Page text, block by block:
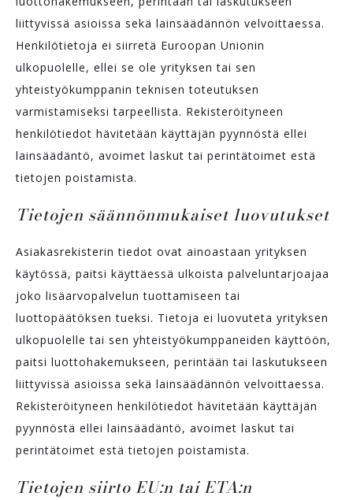
liittyvissä asioissa sekä lainsäädännön velvoittaessa.
Henkilötietoja ei siirretä Euroopan Unionin
ulkopuolelle, ellei se ole yrityksen tai sen
yhteistyökumppanin teknisen toteutuksen
varmistamiseksi tarpeellista. Rekisteröityneen
henkilötiedot hävitetään käyttäjän pyynnöstä ellei
lainsäädäntö, avoimet laskut tai perintätoimet estä
tietojen poistamista.
Tietojen säännönmukaiset luovutukset
Asiakasrekisterin tiedot ovat ainoastaan yrityksen
käytössä, paitsi käyttäessä ulkoista palveluntarjoajaa
joko lisäarvopalvelun tuottamiseen tai
luottopäätöksen tueksi. Tietoja ei luovuteta yrityksen
ulkopuolelle tai sen yhteistyökumppaneiden käyttöön,
paitsi luottohakemukseen, perintään tai laskutukseen
liittyvissä asioissa sekä lainsäädännön velvoittaessa.
Rekisteröityneen henkilötiedot hävitetään käyttäjän
pyynnöstä ellei lainsäädäntö, avoimet laskut tai
perintätoimet estä tietojen poistamista.
Tietojen siirto EU:n tai ETA:n